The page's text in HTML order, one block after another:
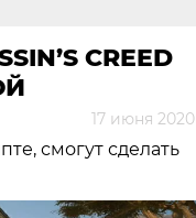
CREED
17 июня 2020
смогут сделать